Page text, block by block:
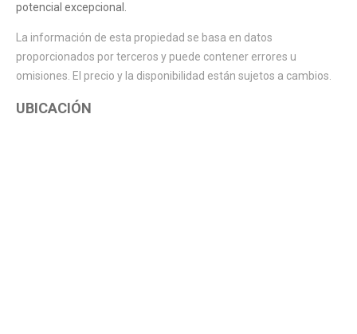
potencial excepcional.
La información de esta propiedad se basa en datos
proporcionados por terceros y puede contener errores u
omisiones. El precio y la disponibilidad están sujetos a cambios.
UBICACIÓN